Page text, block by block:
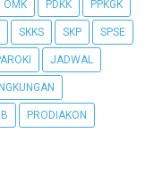
OMK PDKK PPKGK
SKKS SKP SPSE
JADWAL
PRODIAKON